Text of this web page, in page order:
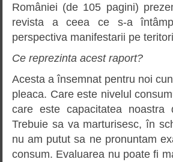
României (de 105 pagini)
revista a ceea ce s-a
perspectiva manifestarii pe
Ce reprezinta acest raport?
Acesta a însemnat pentru noi
pleaca. Care este nivelul
care este capacitatea
Trebuie sa va marturisesc, în
nu am putut sa ne pronuntam
consum. Evaluarea nu poate fi